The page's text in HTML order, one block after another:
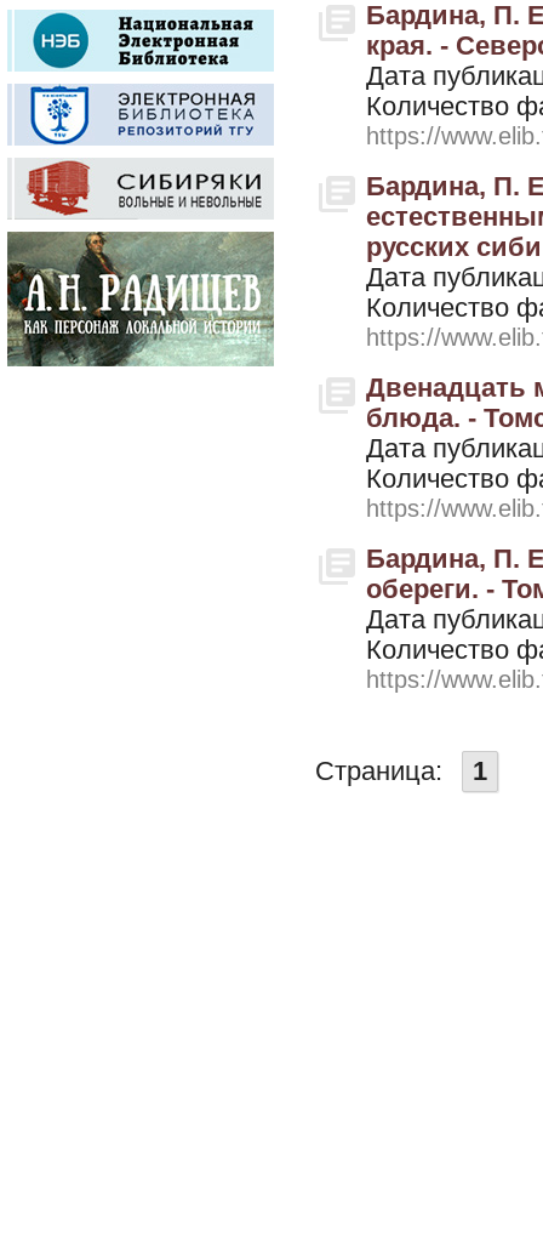
Бардина, П.
края. -
Дата
Количество
https://
Бардина, П.
русских
Дата
Количество
https://
Двенадцать
блюда. -
Дата
Количество
https://
Бардина, П.
обереги. -
Дата
Количество
https://
Страница: 1